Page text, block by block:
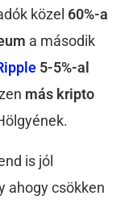
közel 60%-a
a második
5-5%-al
más kripto
is jól
ahogy csökken